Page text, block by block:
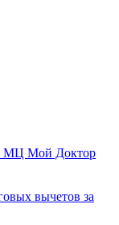
МЦ Мой Доктор
вычетов за